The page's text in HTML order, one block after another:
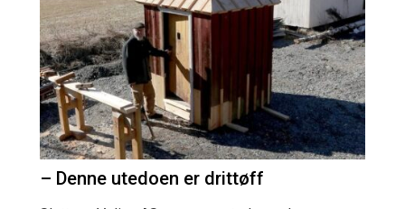
– Denne utedoen er drittøff